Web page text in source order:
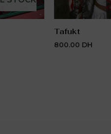
Tafukt
800.00 DH